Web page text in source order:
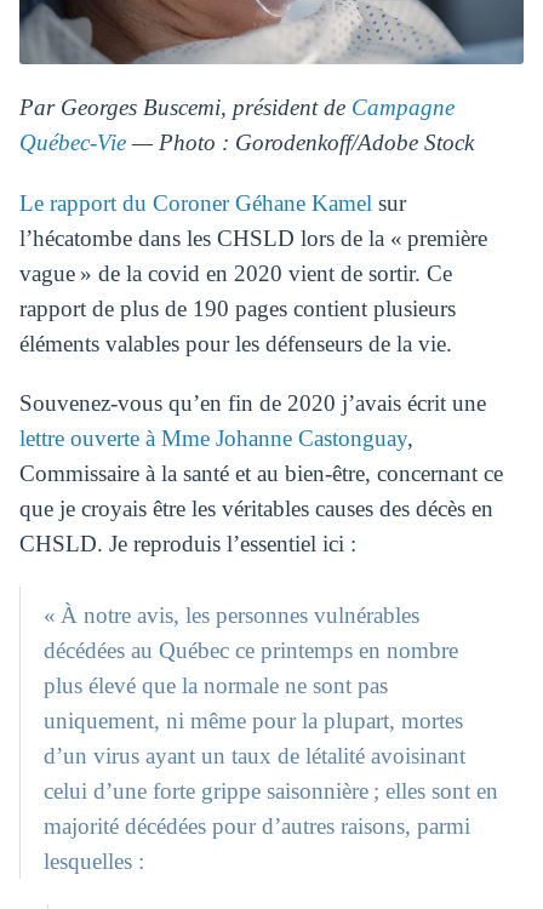
Par Georges Buscemi, président de Campagne
Québec-Vie— Photo : Gorodenkoff/Adobe Stock
Le rapport du Coroner Géhane Kamel sur
l’hécatombe dans les CHSLD lors de la « première
vague » de la covid en 2020 vient de sortir. Ce
rapport de plus de 190 pages contient plusieurs
éléments valables pour les défenseurs de la vie.
Souvenez-vous qu’en fin de 2020 j’avais écrit une
lettre ouverte à Mme Johanne Castonguay,
Commissaire à la santé et au bien-être, concernant ce
que je croyais être les véritables causes des décès en
CHSLD. Je reproduis l’essentiel ici :
« À notre avis, les personnes vulnérables
décédées au Québec ce printemps en nombre
plus élevé que la normale ne sont pas
uniquement, ni même pour la plupart, mortes
d’un virus ayant un taux de létalité avoisinant
celui d’une forte grippe saisonnière ; elles sont en
majorité décédées pour d’autres raisons, parmi
lesquelles :